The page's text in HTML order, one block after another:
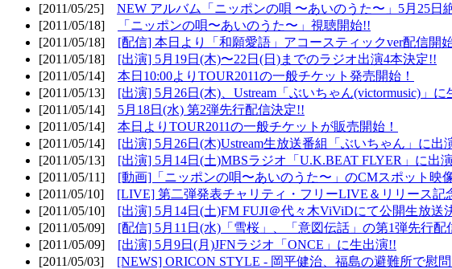
[2011/05/25] NEW アルバム「ニッポンの唄 〜あいのうた〜」5月25日
[2011/05/18]
「ニッポンの唄〜あいのうた〜」視聴開始!!
[2011/05/18] [配信] 本日より「和願愛語」アコースティックver配信開
[2011/05/18] [出演] 5月19日(木)〜22日(日)までのラジオ出演4本決定!!
[2011/05/14] 本日10:00よりTOUR2011の一般チケット発売開始！
[2011/05/13] [出演] 5月26日(木)、Ustream「ぶいちゃん(victormusic)」に
[2011/05/14] 5月18日(水) 第2弾先行配信決定!!
[2011/05/14] 本日よりTOUR2011の一般チケットが販売開始！
[2011/05/14] [出演] 5月26日(木)Ustream生放送番組「ぶいちゃん」に出
[2011/05/13] [出演] 5月14日(土)MBSラジオ「U.K.BEAT FLYER」に出
[2011/05/11] [動画]「ニッポンの唄〜あいのうた〜」のCMスポット映
[2011/05/10] [LIVE] 第二弾発表チャリティ・フリーLIVE＆リリース記
[2011/05/10] [出演] 5月14日(土)FM FUJI＠代々木ViViDにて公開生放送
[2011/05/09] [配信] 5月11日(水)「雪桜」、「意図伝話」の第1弾先行配
[2011/05/09] [出演] 5月9日(月)JFNラジオ「ONCE」に生出演!!
[2011/05/03] [NEWS] ORICON STYLE - 岡平健治、福島の避難所で慰